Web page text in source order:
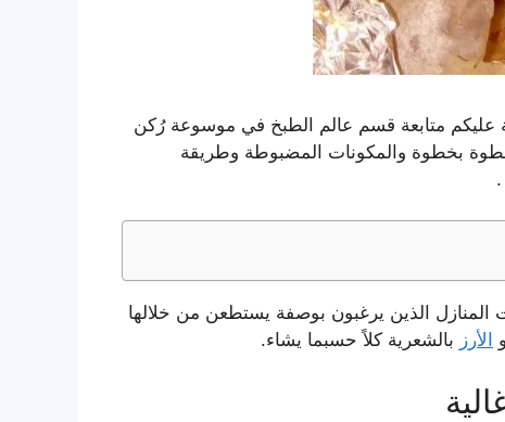
عليكم متابعة قسم عالم الطبخ في موسوعة رُكن
بخطوة والمكونات المضبوطة وطريقة
.
المنازل الذين يرغبون بوصفة يستطعن من خلالها
الأرز بالشعرية كلاً حسبما يشاء.